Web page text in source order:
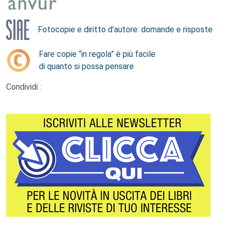
Fotocopie e diritto d’autore: domande e risposte
Fare copie “in regola” è più facile
di quanto si possa pensare
Condividi :